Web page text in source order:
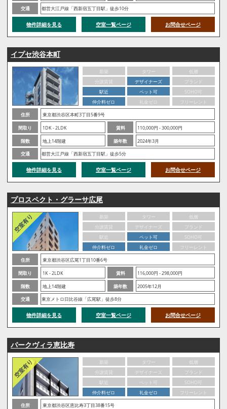
交通 都営大江戸線「西新宿五丁目駅」徒歩10分
物件詳細を見る 空室一覧ページ お問合せページ
イプセ渋谷本町
新築 タワー
低層
分譲賃貸
デザイナーズ
ブランド
駅近
ペット可
SOHO可
仲介料ゼロ
礼金ゼロ
フリーレント
住所
東京都渋谷区本町3丁目5番9号
間取り
1DK - 2LDK 賃料
110,000円 - 300,000円
階数
地上14階建 築年数
2024年3月
交通
都営大江戸線「西新宿五丁目駅」徒歩5分
物件詳細を見る 空室一覧ページ お問合せページ
プロスペクト・グラーサ広尾
新築 タワー
低層
分譲賃貸
デザイナーズ
ブランド
駅近
ペット可
SOHO可
仲介料ゼロ
礼金ゼロ
フリーレント
住所
東京都渋谷区広尾1丁目10番6号
間取り
1K - 2LDK 賃料
116,000円 - 298,000円
階数
地上14階建 築年数
2005年12月
交通
東京メトロ日比谷線「広尾駅」徒歩8分
物件詳細を見る 空室一覧ページ お問合せページ
パークヴィラ恵比寿
新築 タワー
低層
分譲賃貸
デザイナーズ
ブランド
駅近
ペット可
SOHO可
仲介料ゼロ
礼金ゼロ
フリーレント
住所
東京都渋谷区恵比寿3丁目38番15号